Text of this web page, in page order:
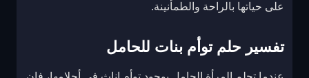
على حياتها بالراحة والطمأنينة.
تفسير حلم توأم بنات للحامل